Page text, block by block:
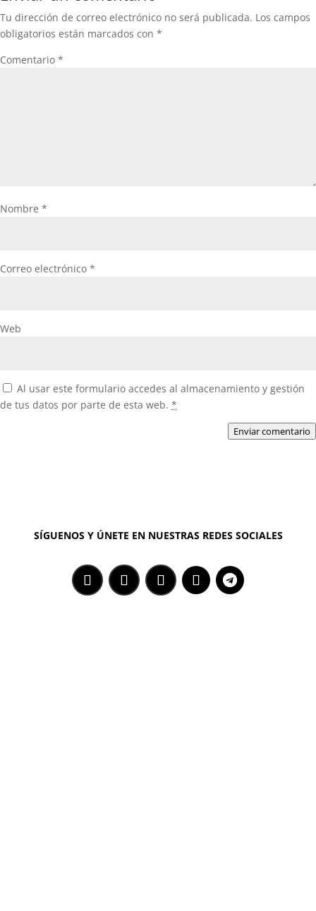
Tu dirección de correo electrónico no será publicada. Los campos
obligatorios están marcados con *
Comentario *
Nombre *
Correo electrónico *
Web
Al usar este formulario accedes al almacenamiento y gestión
de tus datos por parte de esta web. *
Enviar comentario
SÍGUENOS Y ÚNETE EN NUESTRAS REDES SOCIALES